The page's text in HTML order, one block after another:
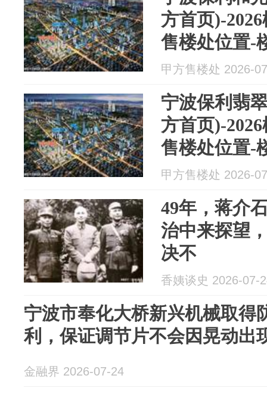
方首页)-
售楼处位置-
甲方售楼处 2026-
宁波保利翡
方首页)-
售楼处位置-
甲方售楼处 2026-
49年，蒋介
治中来探望
决不
香姨谈史 2026-07-
宁波市奉化大桥新兴机械取得
利，保证调节片不会因晃动出
金融界 2026-07-24